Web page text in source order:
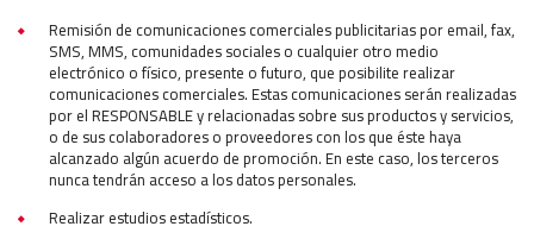
Remisión de comunicaciones comerciales publicitarias por email, fax,
SMS, MMS, comunidades sociales o cualquier otro medio
electrónico o físico, presente o futuro, que posibilite realizar
comunicaciones comerciales. Estas comunicaciones serán realizadas
por el RESPONSABLE y relacionadas sobre sus productos y servicios,
o de sus colaboradores o proveedores con los que éste haya
alcanzado algún acuerdo de promoción. En este caso, los terceros
nunca tendrán acceso a los datos personales.
Realizar estudios estadísticos.